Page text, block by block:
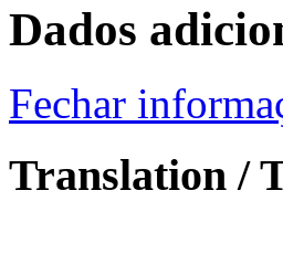
Dados
Fechar
Translation /